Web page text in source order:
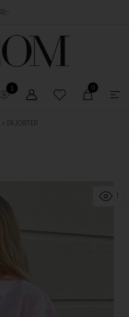
GRATIS OMBYTNING
1 0
»SKJORTER
1